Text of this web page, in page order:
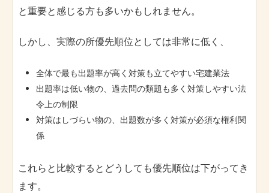
と重要と感じる方も多いかもしれません。
しかし、実際の所優先順位としては非常に低く、
全体で最も出題率が高く対策も立てやすい宅建業法
出題率は低い物の、過去問の類題も多く対策しやすい法
令上の制限
対策はしづらい物の、出題数が多く対策が必須な権利関
係
これらと比較するとどうしても優先順位は下がってき
ます。